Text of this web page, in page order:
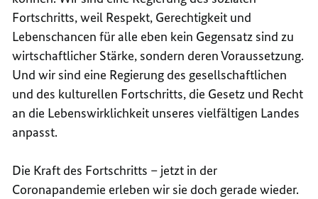
Fortschritts, weil Respekt, Gerechtigkeit und
Lebenschancen für alle eben kein Gegensatz sind zu
wirtschaftlicher Stärke, sondern deren Voraussetzung.
Und wir sind eine Regierung des gesellschaftlichen
und des kulturellen Fortschritts, die Gesetz und Recht
an die Lebenswirklichkeit unseres vielfältigen Landes
anpasst.
Die Kraft des Fortschritts – jetzt in der
Coronapandemie erleben wir sie doch gerade wieder.